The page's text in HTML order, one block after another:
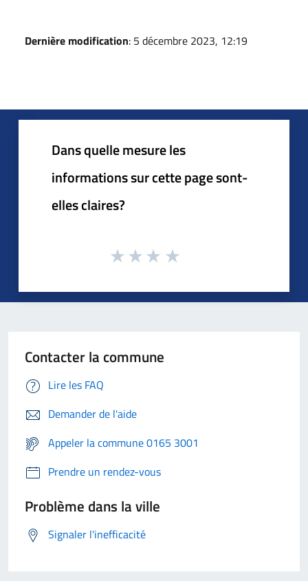
Dernière modification: 5 décembre 2023, 12:19
Dans quelle mesure les
informations sur cette page sont-
elles claires?
Contacter la commune
Lire les FAQ
Demander de l'aide
Appeler la commune 0165 3001
Prendre un rendez-vous
Problème dans la ville
Signaler l'inefficacité